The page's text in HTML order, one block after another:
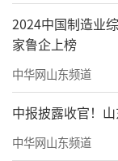
等；校外托
主，充分用
作业辅导、兴
发布青少年志
普教育基地、
在假期期间积
2024中国制造业
家鲁企上榜
中华网山东频道
中报披露收官！
中华网山东频道